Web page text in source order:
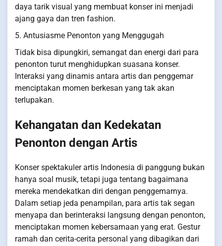
daya tarik visual yang membuat konser ini menjadi
ajang gaya dan tren fashion.
5. Antusiasme Penonton yang Menggugah
Tidak bisa dipungkiri, semangat dan energi dari para
penonton turut menghidupkan suasana konser.
Interaksi yang dinamis antara artis dan penggemar
menciptakan momen berkesan yang tak akan
terlupakan.
Kehangatan dan Kedekatan
Penonton dengan Artis
Konser spektakuler artis Indonesia di panggung bukan
hanya soal musik, tetapi juga tentang bagaimana
mereka mendekatkan diri dengan penggemarnya.
Dalam setiap jeda penampilan, para artis tak segan
menyapa dan berinteraksi langsung dengan penonton,
menciptakan momen kebersamaan yang erat. Gestur
ramah dan cerita-cerita personal yang dibagikan dari